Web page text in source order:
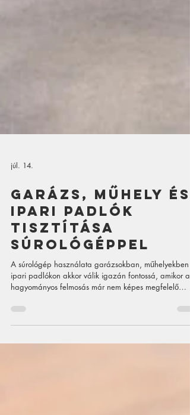
júl. 14.
Garázs, műhely és
ipari padlók
tisztítása
súrológéppel
ipari padlókon akkor válik igazán fontossá, amikor a